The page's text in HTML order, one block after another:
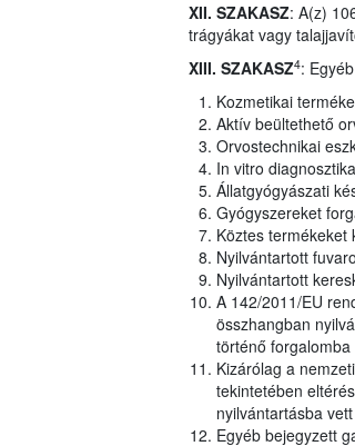
XII. SZAKASZ: A(z)
trágyákat vagy
XIII. SZAKASZ4:
Kozmetikai
Aktív beültethető
Orvostechnikai
In vitro
Állatgyógyászati
Gyógyszereket
Köztes termékeket
Nyilvántartott
Nyilvántartott
A 142/2011/EU
összhangban
történő
Kizárólag a
tekintetében
nyilvántartásba
Egyéb bejegyzett